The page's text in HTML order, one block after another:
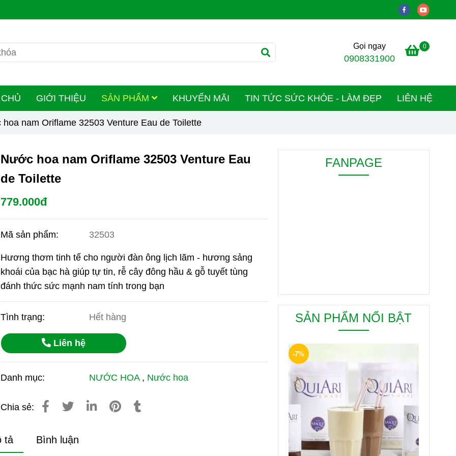
Gọi ngay
0908331900
0
GIỚI THIỆU SẢN PHẨM KHUYẾN MÃI TIN TỨC SỨC KHỎE - LÀM ĐẸP LIÊN HỆ
nam Oriflame 32503 Venture Eau de Toilette
Nước hoa nam Oriflame 32503 Venture Eau
de Toilette
779.000đ
Mã sản phẩm: 32503
Hương thơm tinh tế cho người đàn ông lịch lãm - hương sảng
khoái của bạc hà giúp tự tin, rễ cây đông hầu & gỗ tuyết tùng
đánh thức sức mạnh nam tính trong bạn
Tình trạng: Hết hàng
Liên hệ
Danh mục: NƯỚC HOA , Nước hoa
Chia sẻ:
tả Bình luận
FANPAGE
SẢN PHẨM NỔI BẬT
-7%